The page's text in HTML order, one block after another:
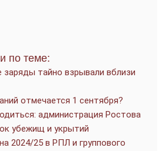
по теме:
тайно взрывали вблизи
отмечается 1 сентября?
администрация Ростова
убежищ и укрытий
2024/25 в РПЛ и группового